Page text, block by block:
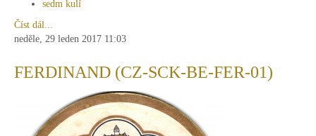
sedm kulí
Číst dál...
neděle, 29 leden 2017 11:03
FERDINAND (CZ-SCK-BE-FER-01)